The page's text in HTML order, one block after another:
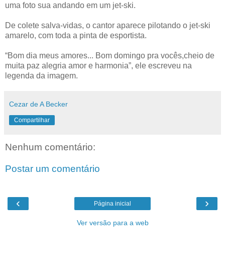
uma foto sua andando em um jet-ski.
De colete salva-vidas, o cantor aparece pilotando o jet-ski
amarelo, com toda a pinta de esportista.
“Bom dia meus amores... Bom domingo pra vocês,cheio de
muita paz alegria amor e harmonia”, ele escreveu na
legenda da imagem.
Cezar de A Becker
Compartilhar
Nenhum comentário:
Postar um comentário
‹ ›
Página inicial
Ver versão para a web